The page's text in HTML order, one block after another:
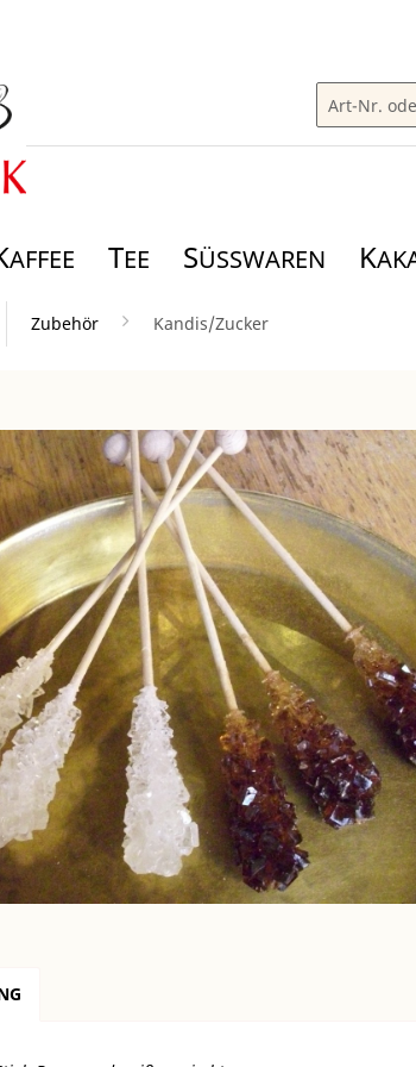
AFFEE TEE SÜSSWAREN K
Zubehör Kandis/Zucker